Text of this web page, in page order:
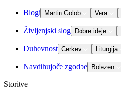
Blogi Martin Golob Vera
Življenjski slog Dobre ideje
Duhovnost Cerkev Liturgija
Navdihujoče zgodbe Bolezen
Storitve